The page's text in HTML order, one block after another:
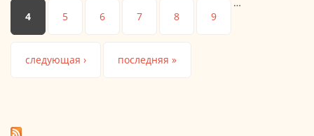
4 5 6 7 8 9
следующая › последняя »